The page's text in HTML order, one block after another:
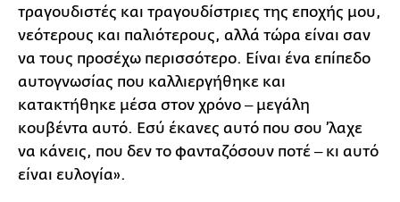
τραγουδιστές και τραγουδίστριες της εποχής μου,
νεότερους και παλιότερους, αλλά τώρα είναι σαν
να τους προσέχω περισσότερο. Είναι ένα επίπεδο
αυτογνωσίας που καλλιεργήθηκε και
κατακτήθηκε μέσα στον χρόνο ‒ μεγάλη
κουβέντα αυτό. Εσύ έκανες αυτό που σου ’λαχε
να κάνεις, που δεν το φανταζόσουν ποτέ ‒ κι αυτό
είναι ευλογία».